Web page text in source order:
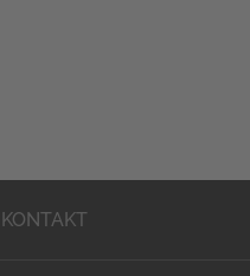
KONTAKT